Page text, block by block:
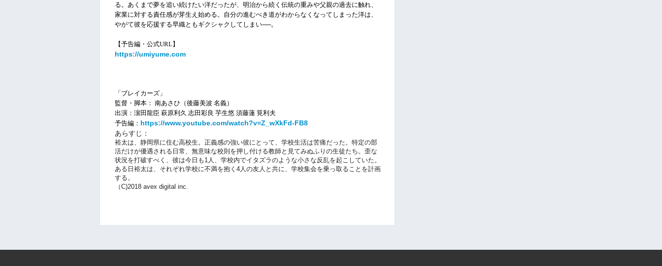
る。あくまで夢を追い続けたい洋だったが、明治から続く伝統の重みや父親の過去に触れ、
家業に対する責任感が芽生え始める。自分の進むべき道がわからなくなってしまった洋は、
やがて彼を応援する早織ともギクシャクしてしまい──。
【予告編・公式URL】
https://umiyume.com
「ブレイカーズ」
監督・脚本： 南あさひ（後藤美波 名義）
出演：濵田龍臣 萩原利久 志田彩良 芋生悠 須藤蓮 筧利夫
予告編： https://www.youtube.com/watch?v=Z_wXkFd-FB8
あらすじ：
裕太は、静岡県に住む高校生。正義感の強い彼にとって、学校生活は苦痛だった。特定の部
活だけが優遇される日常、無意味な校則を押し付ける教師と見てみぬふりの生徒たち。歪な
状況を打破すべく、彼は今日も1人、学校内でイタズラのような小さな反乱を起こしていた。
ある日裕太は、それぞれ学校に不満を抱く4人の友人と共に、学校集会を乗っ取ることを計画
する。
（C)2018 avex digital inc.